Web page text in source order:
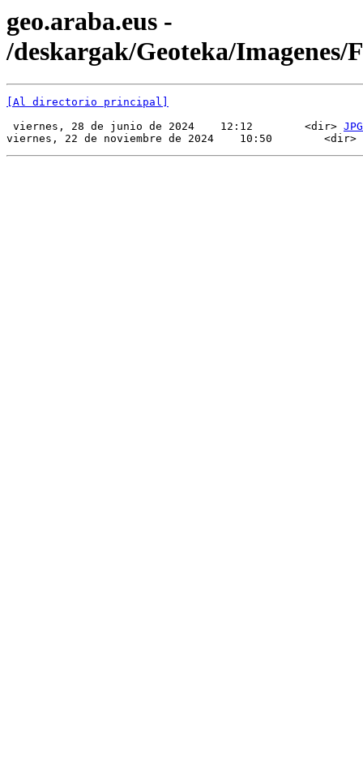
geo.araba.eus -
/deskargak/Geoteka/Imagenes/
[Al directorio principal]
viernes, 28 de junio de 2024    12:12        <dir> JPG
viernes, 22 de noviembre de 2024    10:50        <dir>